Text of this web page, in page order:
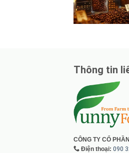
Thông tin
CÔNG TY CỔ
Điện thoại: 090